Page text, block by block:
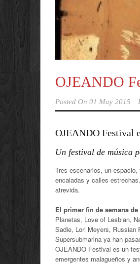
OJEANDO
Posted On 01 May 2015
OJEANDO Festival
Un festival de música
Tres escenarios, un
encaladas y calles
atrevida.
El primer fin de semana
Planetas, Love of Lesbian,
Sadie, Lori Meyers, Russian
Supersubmarina ya han
OJEANDO Festival es un
emergentes malagueños y